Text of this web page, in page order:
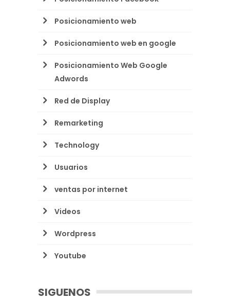
Posicionamiento web
Posicionamiento web en google
Posicionamiento Web Google
Adwords
Red de Display
Remarketing
Technology
Usuarios
ventas por internet
Videos
Wordpress
Youtube
SIGUENOS